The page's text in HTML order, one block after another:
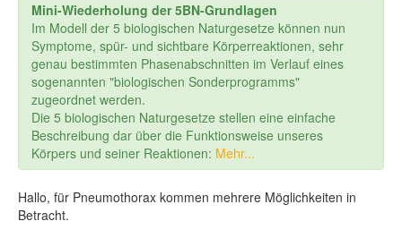
Mini-Wiederholung der 5BN-Grundlagen
Im Modell der 5 biologischen Naturgesetze können nun
Symptome, spür- und sichtbare Körperreaktionen, sehr
genau bestimmten Phasenabschnitten im Verlauf eines
sogenannten "biologischen Sonderprogramms"
zugeordnet werden.
Die 5 biologischen Naturgesetze stellen eine einfache
Beschreibung dar über die Funktionsweise unseres
Körpers und seiner Reaktionen: Mehr...
Hallo, für Pneumothorax kommen mehrere Möglichkeiten in
Betracht.